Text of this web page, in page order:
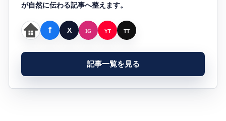
が自然に伝わる記事へ整えます。
記事一覧を見る